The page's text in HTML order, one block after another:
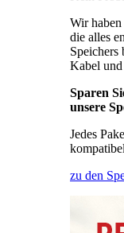
Wir
die alles
Speichers
Kabel und
Sparen
unsere
Jedes
zu den